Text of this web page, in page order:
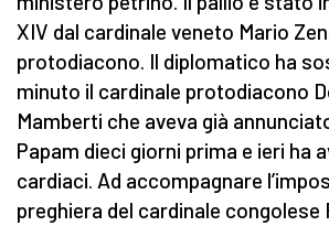
XIV dal cardinale veneto Mario
protodiacono. Il diplomatico ha
minuto il cardinale protodiacono
Mamberti che aveva già
Papam dieci giorni prima e ieri ha
cardiaci. Ad accompagnare
preghiera del cardinale congolese